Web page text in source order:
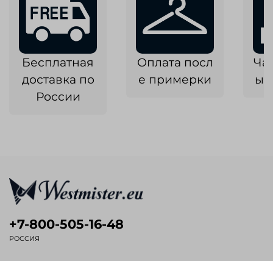
Бесплатная
доставка по
России
Оплата посл
е примерки
+7-800-505-16-48
РОССИЯ